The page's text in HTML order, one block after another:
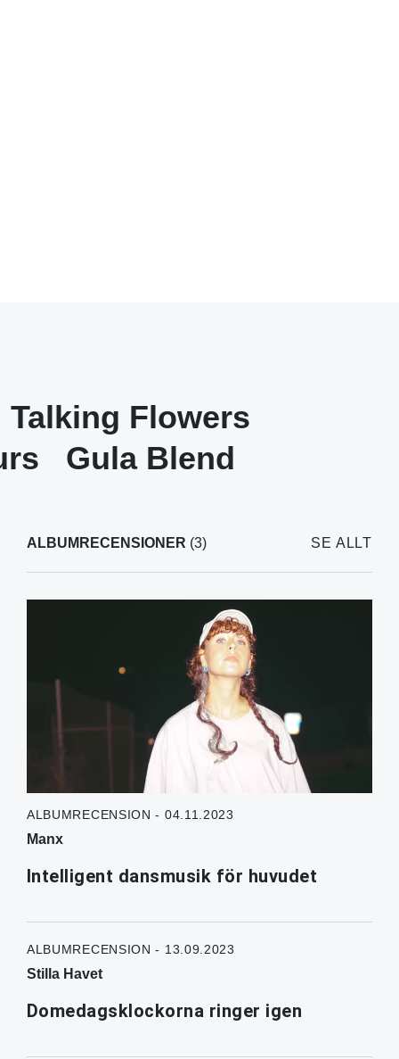
Talking Flowers
Gula Blend
ALBUMRECENSIONER (3) SE ALLT
ALBUMRECENSION - 04.11.2023
Manx
Intelligent dansmusik för huvudet
ALBUMRECENSION - 13.09.2023
Stilla Havet
Domedagsklockorna ringer igen